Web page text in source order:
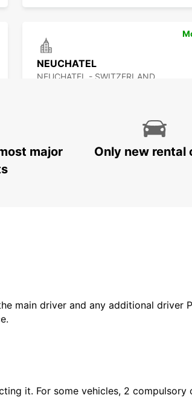
NEUCHATEL
NEUCHATEL - SWITZERLAND
THUN AMAG
major
Only new rental
main driver and any additional driver
it. For some vehicles, 2 compulsory